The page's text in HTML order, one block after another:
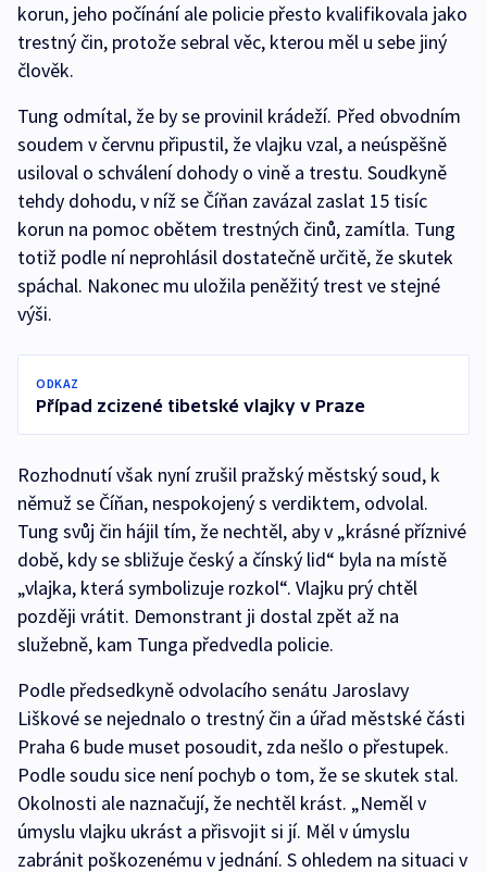
korun, jeho počínání ale policie přesto kvalifikovala jako
trestný čin, protože sebral věc, kterou měl u sebe jiný
člověk.
Tung odmítal, že by se provinil krádeží. Před obvodním
soudem v červnu připustil, že vlajku vzal, a neúspěšně
usiloval o schválení dohody o vině a trestu. Soudkyně
tehdy dohodu, v níž se Číňan zavázal zaslat 15 tisíc
korun na pomoc obětem trestných činů, zamítla. Tung
totiž podle ní neprohlásil dostatečně určitě, že skutek
spáchal. Nakonec mu uložila peněžitý trest ve stejné
výši.
ODKAZ
Případ zcizené tibetské vlajky v Praze
Rozhodnutí však nyní zrušil pražský městský soud, k
němuž se Číňan, nespokojený s verdiktem, odvolal.
Tung svůj čin hájil tím, že nechtěl, aby v „krásné příznivé
době, kdy se sbližuje český a čínský lid“ byla na místě
„vlajka, která symbolizuje rozkol“. Vlajku prý chtěl
později vrátit. Demonstrant ji dostal zpět až na
služebně, kam Tunga předvedla policie.
Podle předsedkyně odvolacího senátu Jaroslavy
Liškové se nejednalo o trestný čin a úřad městské části
Praha 6 bude muset posoudit, zda nešlo o přestupek.
Podle soudu sice není pochyb o tom, že se skutek stal.
Okolnosti ale naznačují, že nechtěl krást. „Neměl v
úmyslu vlajku ukrást a přisvojit si jí. Měl v úmyslu
zabránit poškozenému v jednání. S ohledem na situaci v